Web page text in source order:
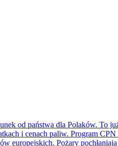
od państwa dla Polaków. To
i cenach paliw. Program
europejskich. Pożary